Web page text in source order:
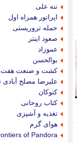
ننه علی
اپراتور همراه اول
حمله تروریستی
صعود اینتر
عموزاد
بوالحسن
کشت و صنعت هفت
علیرضا مصلح آبادی
کتوکان
کتاب روحانی
تغذیه و آشپزی
هوای گرم
of Pandora